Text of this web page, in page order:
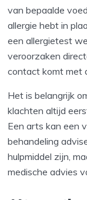
van bepaalde
allergie hebt in
een allergietest
veroorzaken
contact komt met
Het is belangrijk
klachten altijd
Een arts kan een
behandeling
hulpmiddel zijn,
medische advies